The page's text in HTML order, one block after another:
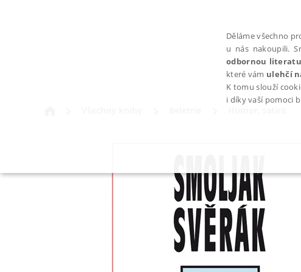
Děláme všechno
u nás nakoupili.
odbornou
které vám ulehčí
K tomu slouží
i díky vaší pomoci
NEZBYTNÉ
Nezbytně nutné soubory cookie umožňují základní funkce webových
Provider /